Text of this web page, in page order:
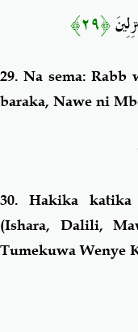
﴿٢٩﴾
29.Na sema: Rabb
baraka, Nawe ni
30.Hakika
(Ishara, Dalili,
Tumekuwa Wenye